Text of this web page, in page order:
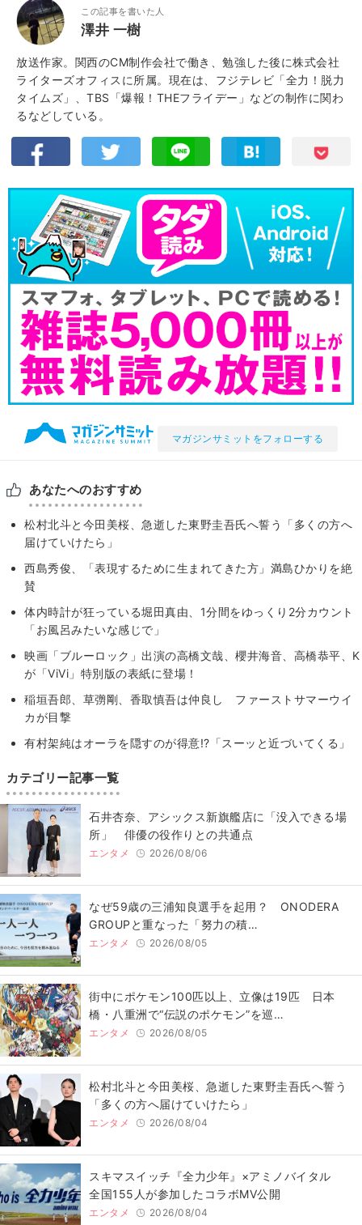
この記事を書いた人
澤井 一樹
放送作家。関西のCM制作会社で働き、勉強した後に株式会社
ライターズオフィスに所属。現在は、フジテレビ「全力！脱力
タイムズ」、TBS「爆報！THEフライデー」などの制作に関わ
るなどしている。
マガジンサミットをフォローする
あなたへのおすすめ
松村北斗と今田美桜、急逝した東野圭吾氏へ誓う「多くの方へ
届けていけたら」
西島秀俊、「表現するために生まれてきた方」満島ひかりを絶
賛
体内時計が狂っている堀田真由、1分間をゆっくり2分カウント
「お風呂みたいな感じで」
映画「ブルーロック」出演の高橋文哉、櫻井海音、高橋恭平、K
が「ViVi」特別版の表紙に登場！
稲垣吾郎、草彅剛、香取慎吾は仲良し ファーストサマーウイ
カが目撃
有村架純はオーラを隠すのが得意!?「スーッと近づいてくる」
カテゴリー記事一覧
石井杏奈、アシックス新旗艦店に「没入できる場
所」 俳優の役作りとの共通点
エンタメ 2026/08/06
なぜ59歳の三浦知良選手を起用？ ONODERA
GROUPと重なった「努力の積…
エンタメ 2026/08/05
街中にポケモン100匹以上、立像は19匹 日本
橋・八重洲で“伝説のポケモン”を巡…
エンタメ 2026/08/05
松村北斗と今田美桜、急逝した東野圭吾氏へ誓う
「多くの方へ届けていけたら」
エンタメ 2026/08/04
スキマスイッチ『全力少年』×アミノバイタル
全国155人が参加したコラボMV公開
エンタメ 2026/08/04